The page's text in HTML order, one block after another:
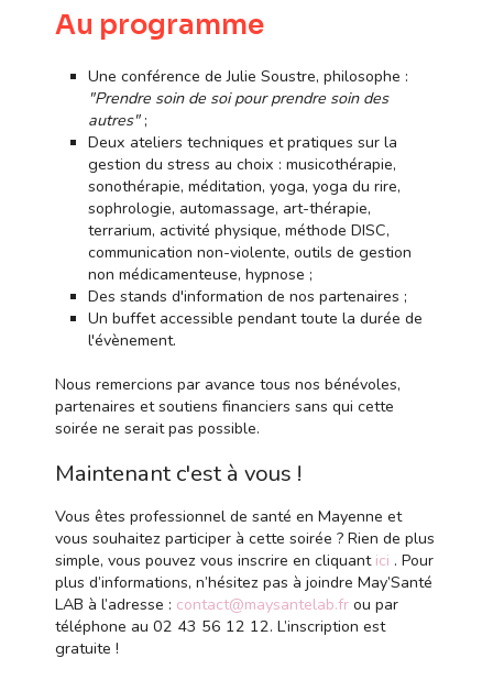
Au programme
Une conférence de Julie Soustre, philosophe :
"Prendre soin de soi pour prendre soin des
autres";
Deux ateliers techniques et pratiques sur la
gestion du stress au choix : musicothérapie,
sonothérapie, méditation, yoga, yoga du rire,
sophrologie, automassage, art-thérapie,
terrarium, activité physique, méthode DISC,
communication non-violente, outils de gestion
non médicamenteuse, hypnose ;
Des stands d'information de nos partenaires ;
Un buffet accessible pendant toute la durée de
l'évènement.
Nous remercions par avance tous nos bénévoles,
partenaires et soutiens financiers sans qui cette
soirée ne serait pas possible.
Maintenant c'est à vous !
Vous êtes professionnel de santé en Mayenne et
vous souhaitez participer à cette soirée ? Rien de plus
simple, vous pouvez vous inscrire en cliquant ici . Pour
plus d’informations, n’hésitez pas à joindre May’Santé
LAB à l’adresse : contact@maysantelab.fr ou par
téléphone au 02 43 56 12 12. L’inscription est
gratuite !